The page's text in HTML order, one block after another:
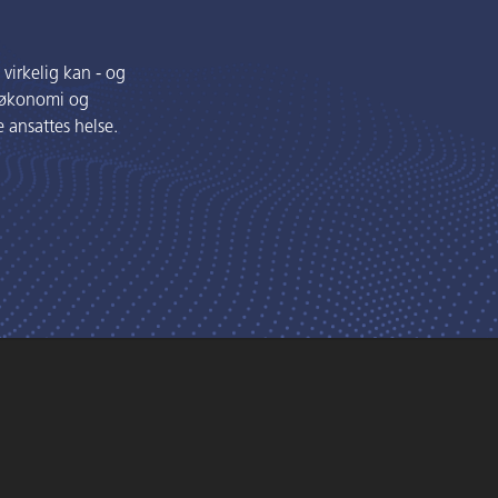
virkelig kan - og
og
helse.